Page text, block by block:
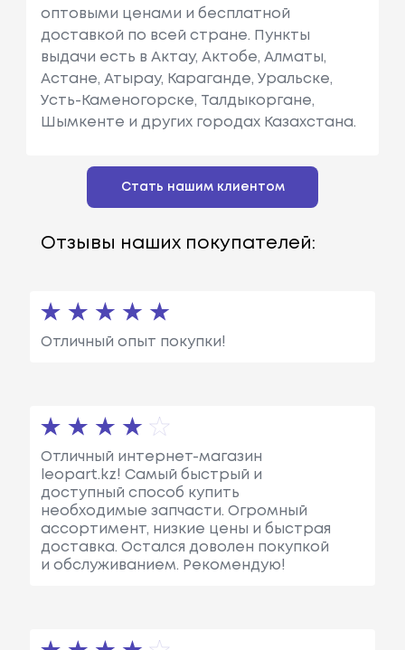
оптовыми ценами и бесплатной
доставкой по всей стране. Пункты
выдачи есть в Актау, Актобе, Алматы,
Астане, Атырау, Караганде, Уральске,
Усть-Каменогорске, Талдыкоргане,
Шымкенте и других городах Казахстана.
Стать нашим клиентом
Отзывы наших покупателей:
Отличный опыт покупки!
Отличный интернет-магазин
leopart.kz! Самый быстрый и
доступный способ купить
необходимые запчасти. Огромный
ассортимент, низкие цены и быстрая
доставка. Остался доволен покупкой
и обслуживанием. Рекомендую!